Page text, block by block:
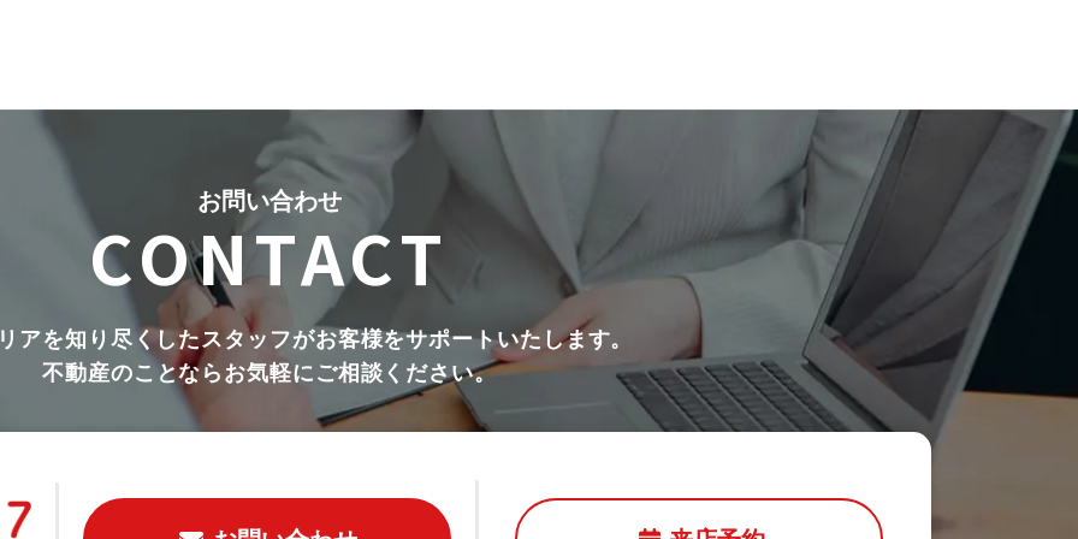
お問い合わせ
CONTACT
アを知り尽くしたスタッフがお客様をサポートいたします。
不動産のことならお気軽にご相談ください。